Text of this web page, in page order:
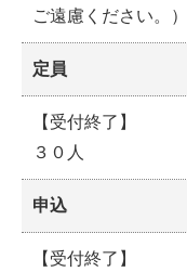
ご遠慮ください。）
定員
【受付終了】
３０人
申込
【受付終了】